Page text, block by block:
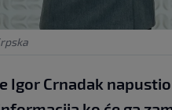
Igor Crnadak